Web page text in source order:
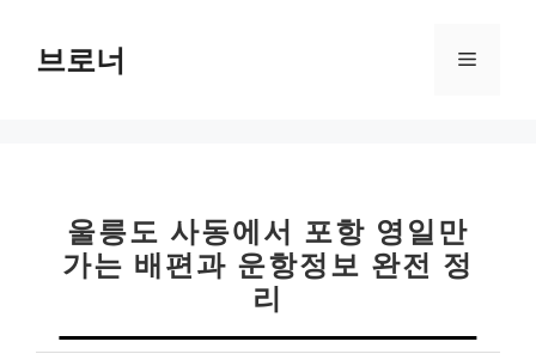
브로너 메
울릉도 사동에서 포항 영일만
가는 배편과 운항정보 완전 정
리